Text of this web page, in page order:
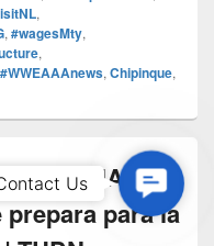
,
, #wagesMty,
,
#WWEAAAnews, Chipinque,
SULTANA DEL
prepara para la
Us
Us